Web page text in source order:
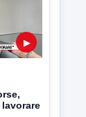
lavorare
di